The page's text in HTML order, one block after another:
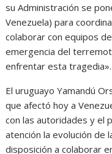
su Administración se
Venezuela) para
colaborar con equipos
emergencia del
enfrentar esta tragedia».
El uruguayo Yamandú
que afectó hoy a
con las autoridades y el
atención la evolución de
disposición a colaborar